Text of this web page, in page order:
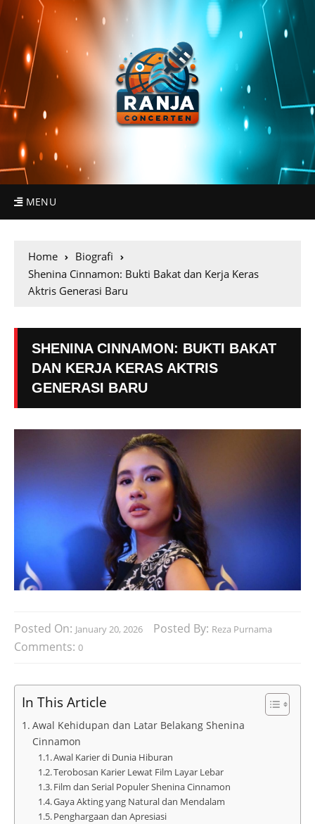
MENU
Home
Biografi
Shenina Cinnamon: Bukti Bakat dan Kerja Keras
Aktris Generasi Baru
SHENINA CINNAMON: BUKTI BAKAT
DAN KERJA KERAS AKTRIS
GENERASI BARU
Posted On: January 20, 2026 Posted By: Reza Purnama
Comments: 0
In This Article
Awal Kehidupan dan Latar Belakang Shenina
Cinnamon
Awal Karier di Dunia Hiburan
Terobosan Karier Lewat Film Layar Lebar
Film dan Serial Populer Shenina Cinnamon
Gaya Akting yang Natural dan Mendalam
Penghargaan dan Apresiasi